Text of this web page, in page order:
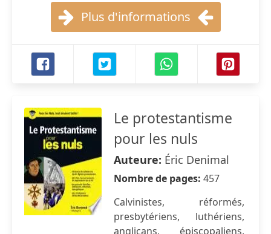
Plus d'informations
Le protestantisme
pour les nuls
Auteure: Éric Denimal
Nombre de pages: 457
Calvinistes, réformés,
presbytériens, luthériens,
anglicans, épiscopaliens,